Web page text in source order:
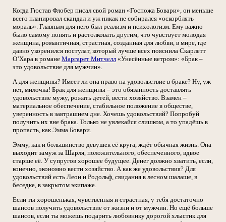
Когда Гюстав Флобер писал свой роман «Госпожа Бовари», он меньше
всего планировал скандал и уж никак не собирался «оскорблять
мораль». Главным для него был реализм и психологизм. Ему важно
было самому понять и растолковать другим, что чувствует молодая
женщина, романтичная, страстная, созданная для любви, в мире, где
давно укоренился постулат, который лучше всех пояснила Скарлетт
О’Хара в романе Маргарет Митчелл «Унесённые ветром»: «Брак –
это удовольствие для мужчин».
А для женщины? Имеет ли она право на удовольствие в браке? Ну, уж
нет, милочка! Брак для женщины – это обязанность доставлять
удовольствие мужу, рожать детей, вести хозяйство. Взамен –
материальное обеспечение, стабильное положение в обществе,
уверенность в завтрашнем дне. Хочешь удовольствий? Попробуй
получить их вне брака. Только не увлекайся слишком, а то упадёшь в
пропасть, как Эмма Бовари.
Эмму, как и большинство девушек её круга, ждёт обычная жизнь. Она
выходит замуж за Шарля, положительного, обеспеченного, вдвое
старше её. У супругов хорошее будущее. Денег должно хватить, если,
конечно, экономно вести хозяйство. А как же удовольствия? Для
удовольствий есть Леон и Родольф, свидания в лесном шалаше, в
беседке, в закрытом экипаже.
Если ты хорошенькая, чувственная и страстная, у тебя достаточно
шансов получить удовольствие от жизни и от мужчин. Но ещё больше
шансов, если ты можешь подарить любовнику дорогой хлыстик для